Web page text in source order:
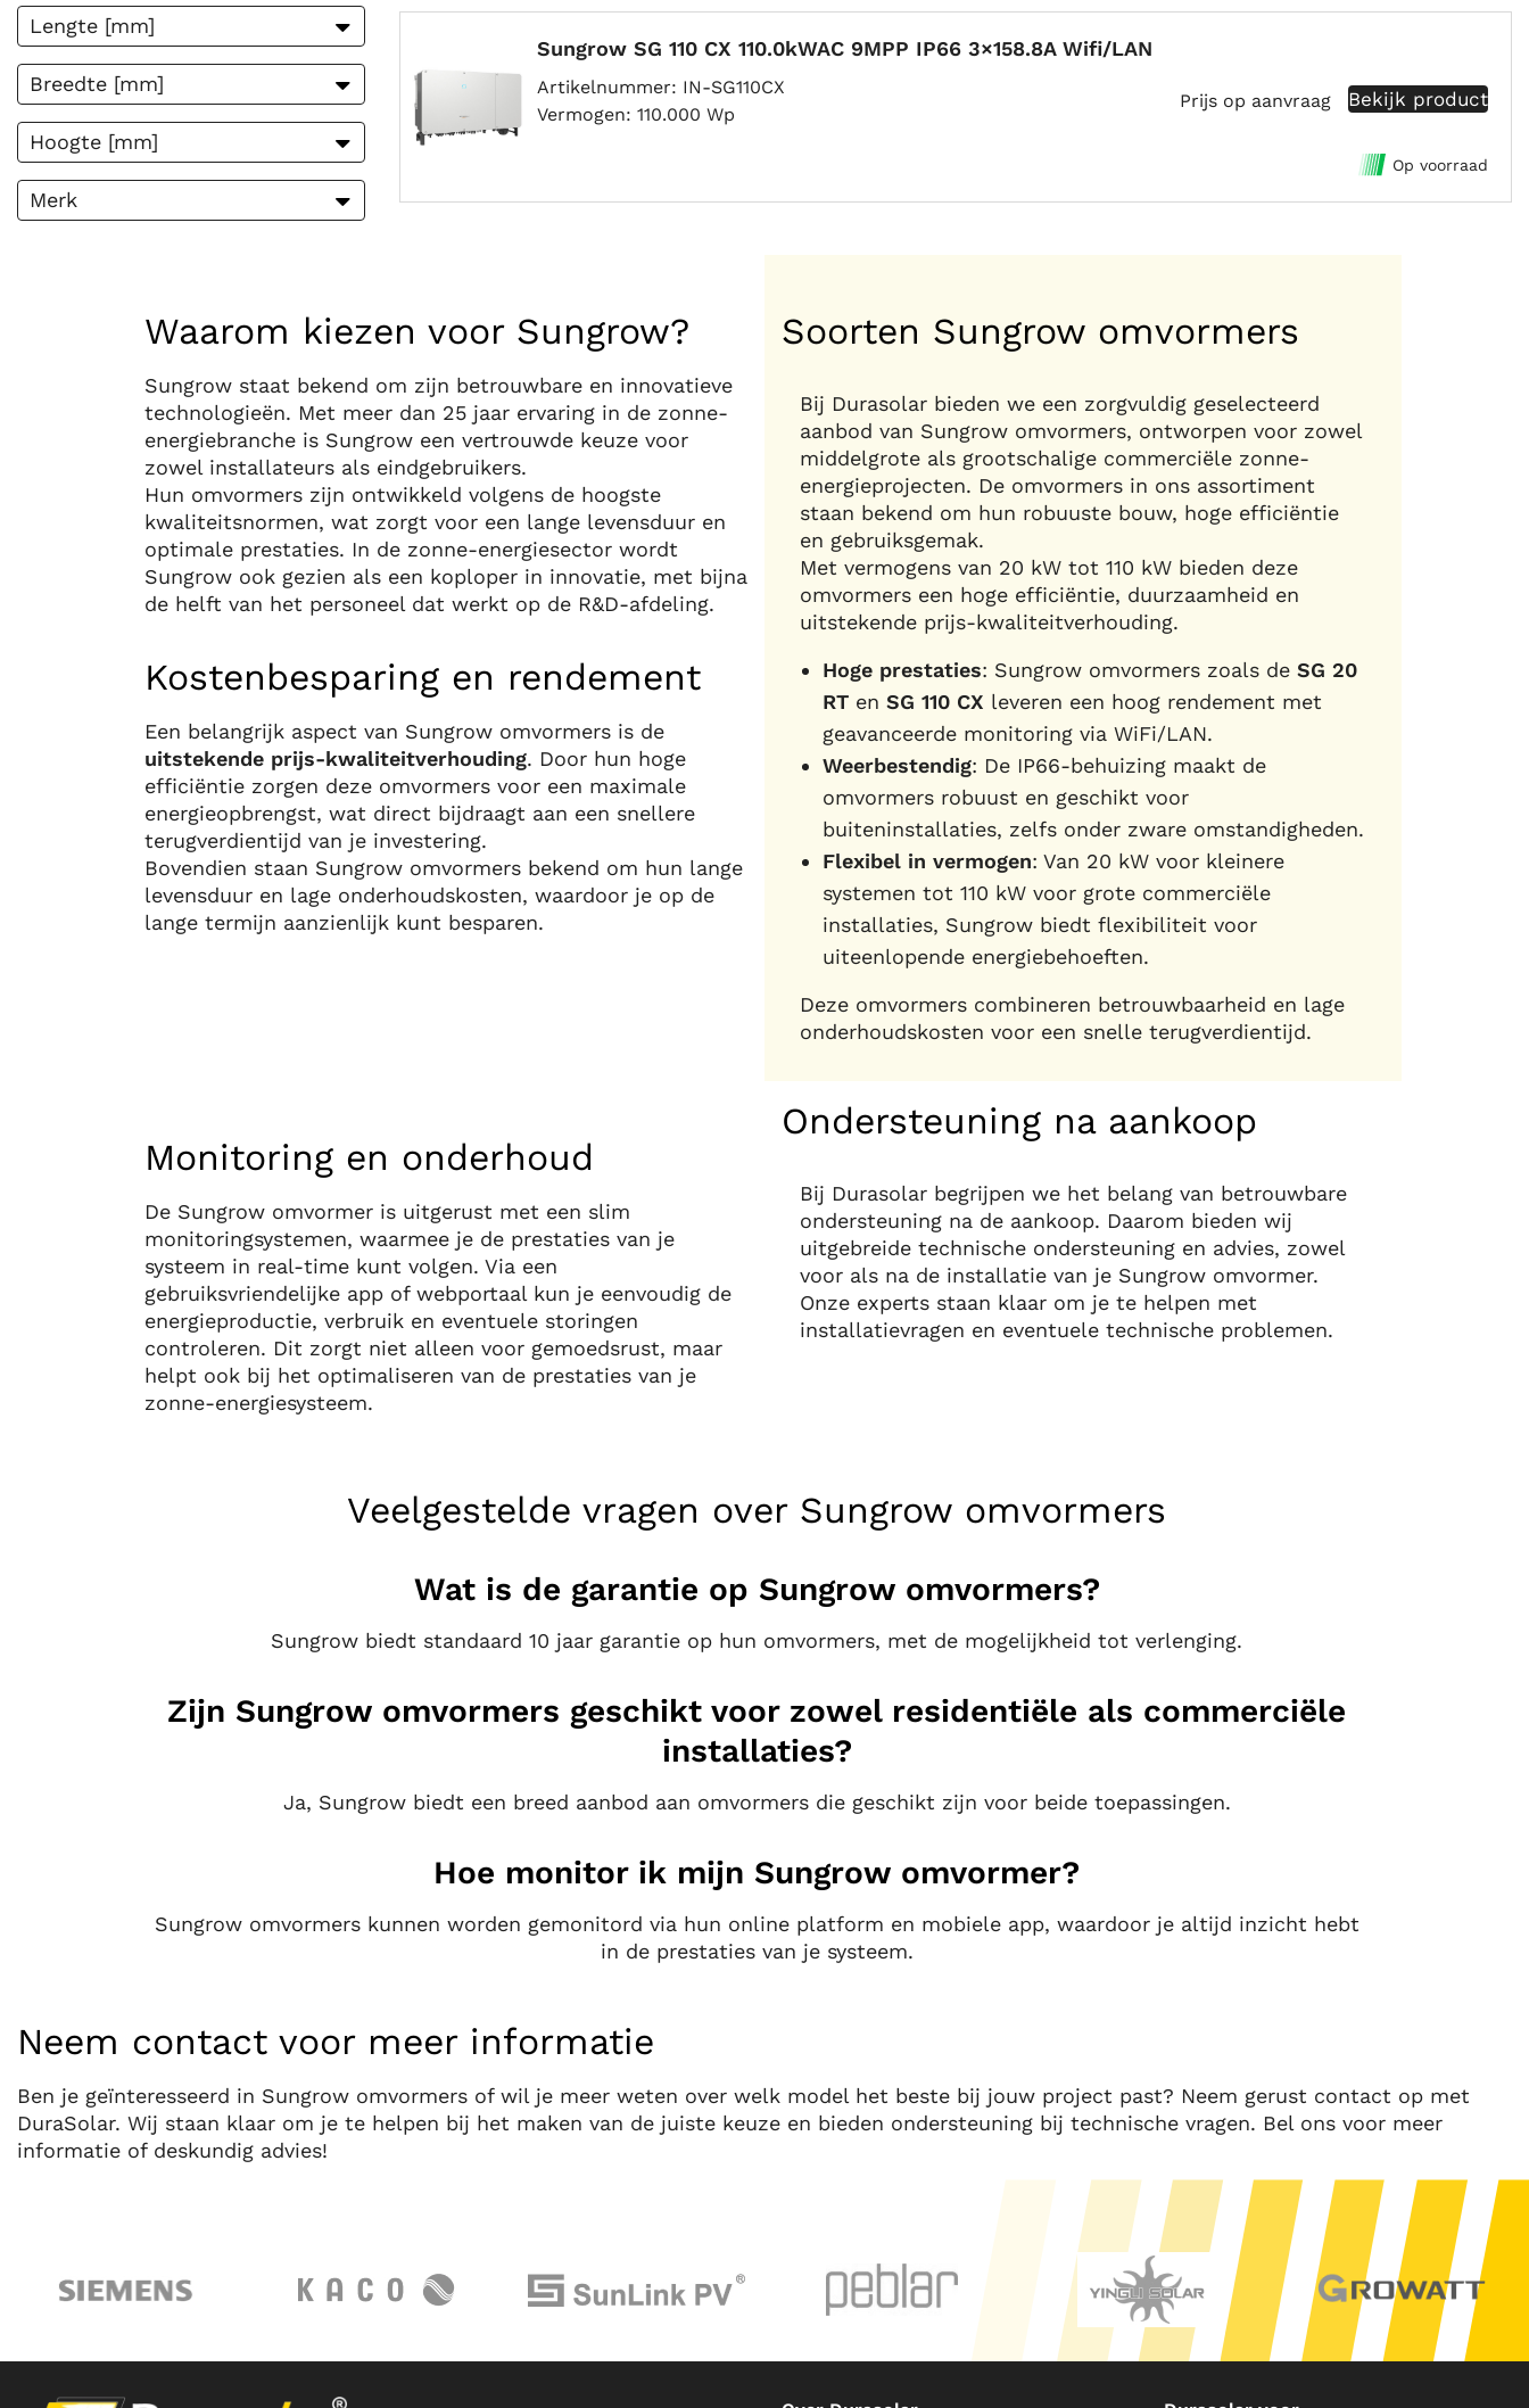
Lengte [mm]
Breedte [mm]
Hoogte [mm]
Merk
Sungrow SG 110 CX 110.0kWAC 9MPP IP66 3×158.8A Wifi/LAN
Artikelnummer
IN-SG110CX
Vermogen 110.000 Wp
Prijs op aanvraag Bekijk product
Op voorraad
Waarom kiezen voor Sungrow?
Sungrow staat bekend om zijn betrouwbare en innovatieve
technologieën. Met meer dan 25 jaar ervaring in de zonne-
energiebranche is Sungrow een vertrouwde keuze voor
zowel installateurs als eindgebruikers.
Hun omvormers zijn ontwikkeld volgens de hoogste
kwaliteitsnormen, wat zorgt voor een lange levensduur en
optimale prestaties. In de zonne-energiesector wordt
Sungrow ook gezien als een koploper in innovatie, met bijna
de helft van het personeel dat werkt op de R&D-afdeling.
Kostenbesparing en rendement
Een belangrijk aspect van Sungrow omvormers is de
uitstekende prijs-kwaliteitverhouding. Door hun hoge
efficiëntie zorgen deze omvormers voor een maximale
energieopbrengst, wat direct bijdraagt aan een snellere
terugverdientijd van je investering.
Bovendien staan Sungrow omvormers bekend om hun lange
levensduur en lage onderhoudskosten, waardoor je op de
lange termijn aanzienlijk kunt besparen.
Soorten Sungrow omvormers
Bij Durasolar bieden we een zorgvuldig geselecteerd
aanbod van Sungrow omvormers, ontworpen voor zowel
middelgrote als grootschalige commerciële zonne-
energieprojecten. De omvormers in ons assortiment
staan bekend om hun robuuste bouw, hoge efficiëntie
en gebruiksgemak.
Met vermogens van 20 kW tot 110 kW bieden deze
omvormers een hoge efficiëntie, duurzaamheid en
uitstekende prijs-kwaliteitverhouding.
Hoge prestaties: Sungrow omvormers zoals de SG 20
RTen SG 110 CX leveren een hoog rendement met
geavanceerde monitoring via WiFi/LAN.
Weerbestendig: De IP66-behuizing maakt de
omvormers robuust en geschikt voor
buiteninstallaties, zelfs onder zware omstandigheden.
Flexibel in vermogen: Van 20 kW voor kleinere
systemen tot 110 kW voor grote commerciële
installaties, Sungrow biedt flexibiliteit voor
uiteenlopende energiebehoeften.
Deze omvormers combineren betrouwbaarheid en lage
onderhoudskosten voor een snelle terugverdientijd.
Monitoring en onderhoud
De Sungrow omvormer is uitgerust met een slim
monitoringsystemen, waarmee je de prestaties van je
systeem in real-time kunt volgen. Via een
gebruiksvriendelijke app of webportaal kun je eenvoudig de
energieproductie, verbruik en eventuele storingen
controleren. Dit zorgt niet alleen voor gemoedsrust, maar
helpt ook bij het optimaliseren van de prestaties van je
zonne-energiesysteem.
Ondersteuning na aankoop
Bij Durasolar begrijpen we het belang van betrouwbare
ondersteuning na de aankoop. Daarom bieden wij
uitgebreide technische ondersteuning en advies, zowel
voor als na de installatie van je Sungrow omvormer.
Onze experts staan klaar om je te helpen met
installatievragen en eventuele technische problemen.
Veelgestelde vragen over Sungrow omvormers
Wat is de garantie op Sungrow omvormers?
Sungrow biedt standaard 10 jaar garantie op hun omvormers, met de mogelijkheid tot verlenging.
Zijn Sungrow omvormers geschikt voor zowel residentiële als commerciële
installaties?
Ja, Sungrow biedt een breed aanbod aan omvormers die geschikt zijn voor beide toepassingen.
Hoe monitor ik mijn Sungrow omvormer?
Sungrow omvormers kunnen worden gemonitord via hun online platform en mobiele app, waardoor je altijd inzicht hebt
in de prestaties van je systeem.
Neem contact voor meer informatie
Ben je geïnteresseerd in Sungrow omvormers of wil je meer weten over welk model het beste bij jouw project past? Neem gerust contact op met
DuraSolar. Wij staan klaar om je te helpen bij het maken van de juiste keuze en bieden ondersteuning bij technische vragen. Bel ons voor meer
informatie of deskundig advies!